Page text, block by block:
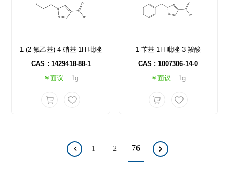
1-(2-氟乙基)-4-硝基-1H-吡唑
CAS : 1429418-88-1
￥面议
1g
1-苄基-1H-吡唑-3-羧酸
CAS : 1007306-14-0
￥面议
1g
1 2 76